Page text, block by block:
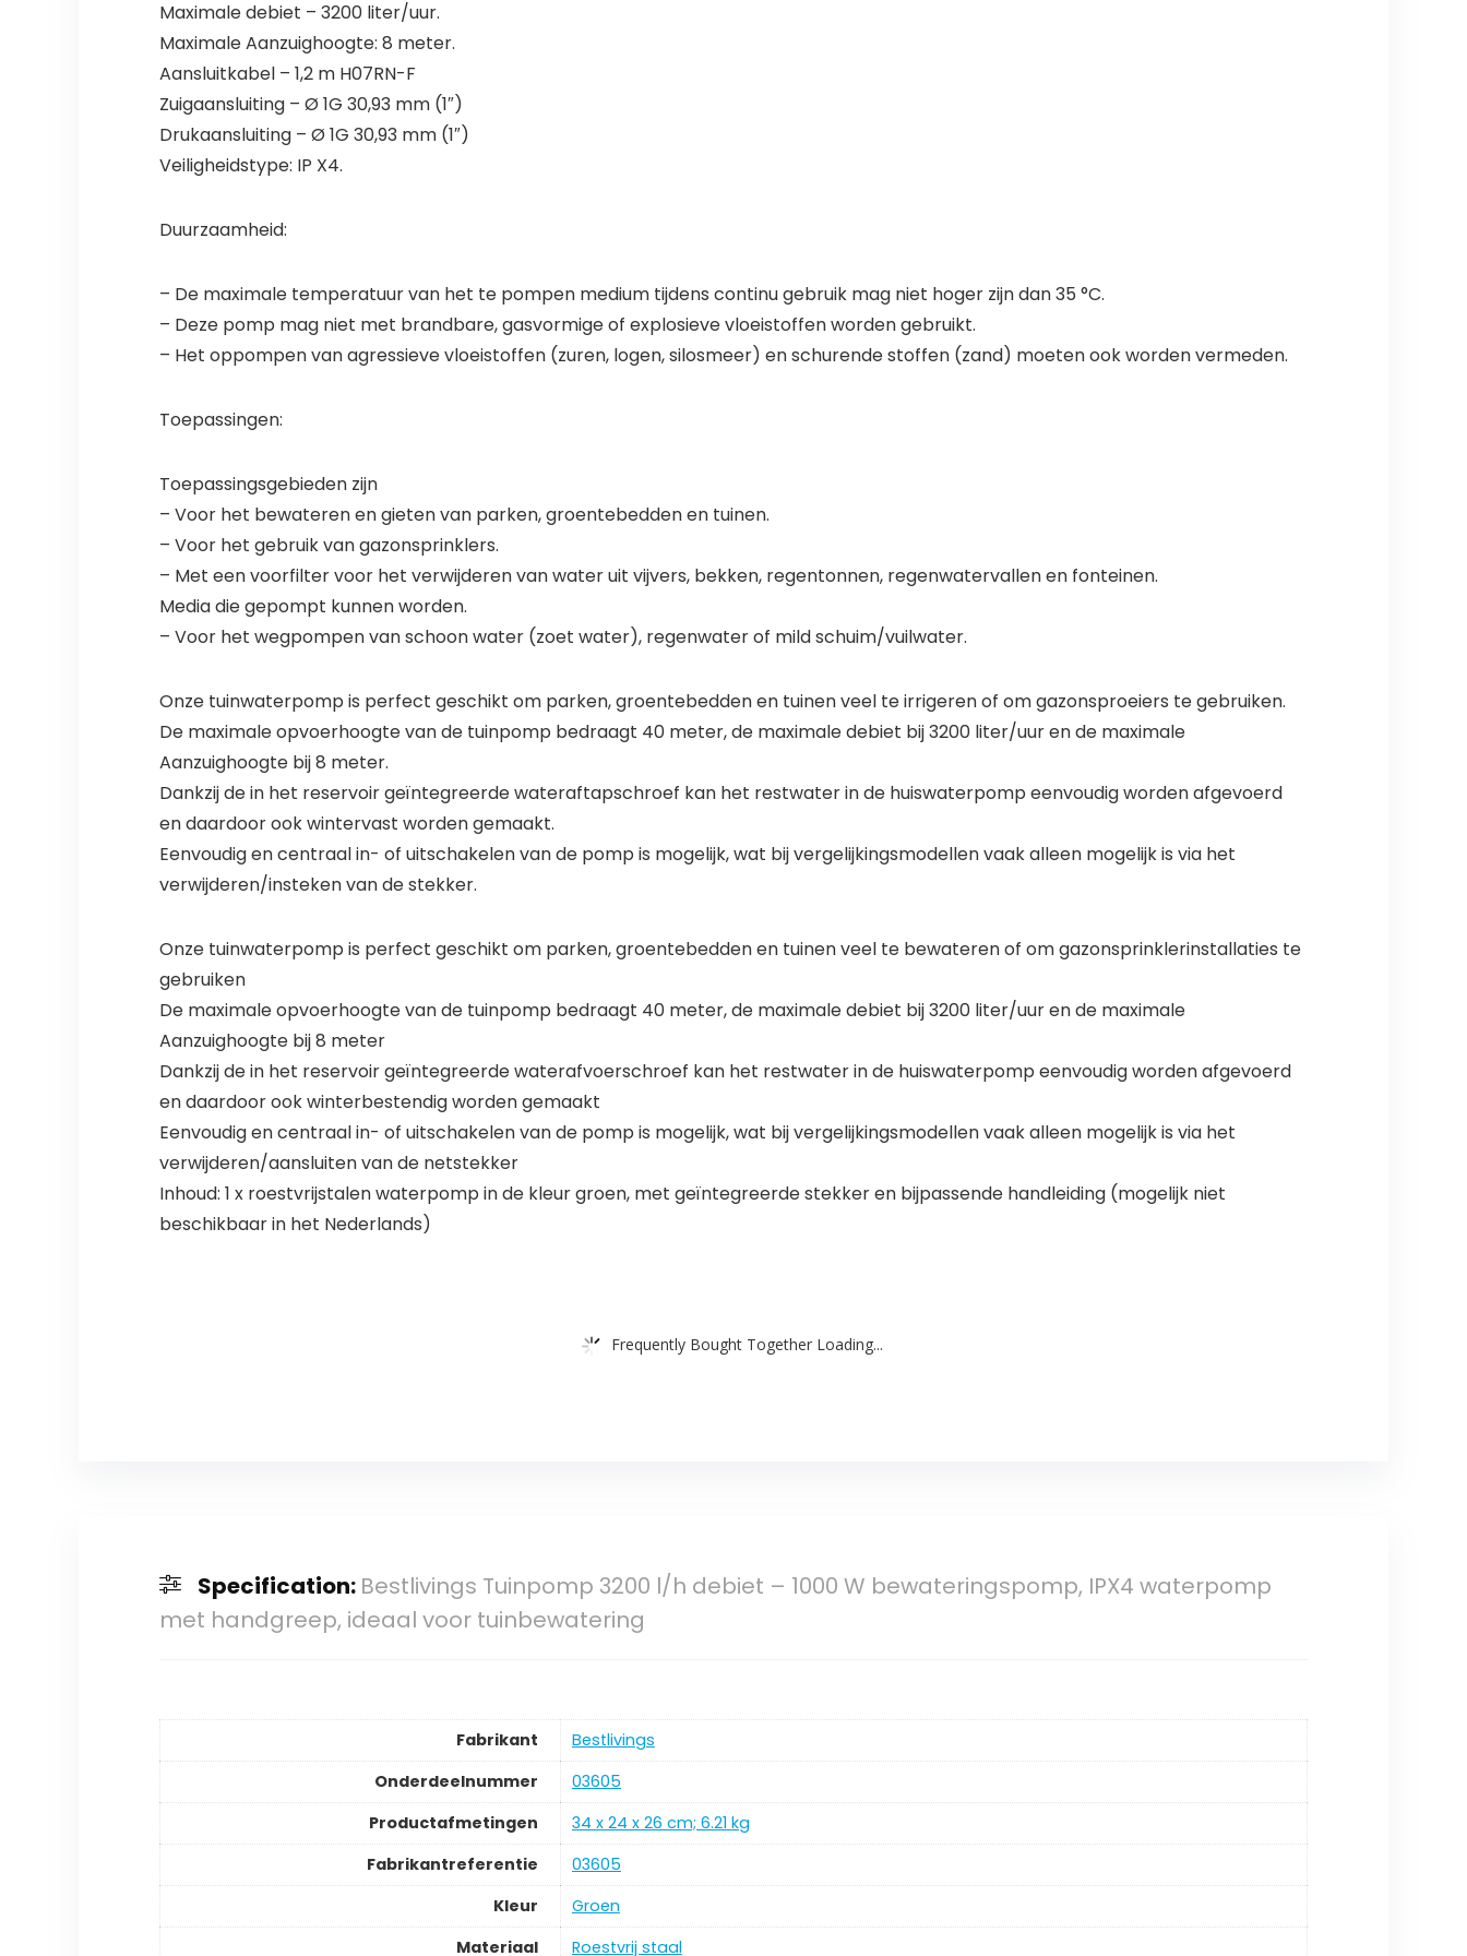
Maximale debiet – 3200 liter/uur.
Maximale Aanzuighoogte: 8 meter.
Aansluitkabel – 1,2 m H07RN-F
Zuigaansluiting – Ø 1G 30,93 mm (1″)
Drukaansluiting – Ø 1G 30,93 mm (1″)
Veiligheidstype: IP X4.
Duurzaamheid:
– De maximale temperatuur van het te pompen medium tijdens continu gebruik mag niet hoger zijn dan 35 °C.
– Deze pomp mag niet met brandbare, gasvormige of explosieve vloeistoffen worden gebruikt.
– Het oppompen van agressieve vloeistoffen (zuren, logen, silosmeer) en schurende stoffen (zand) moeten ook worden vermeden.
Toepassingen:
Toepassingsgebieden zijn
– Voor het bewateren en gieten van parken, groentebedden en tuinen.
– Voor het gebruik van gazonsprinklers.
– Met een voorfilter voor het verwijderen van water uit vijvers, bekken, regentonnen, regenwatervallen en fonteinen.
Media die gepompt kunnen worden.
– Voor het wegpompen van schoon water (zoet water), regenwater of mild schuim/vuilwater.
Onze tuinwaterpomp is perfect geschikt om parken, groentebedden en tuinen veel te irrigeren of om gazonsproeiers te gebruiken.
De maximale opvoerhoogte van de tuinpomp bedraagt 40 meter, de maximale debiet bij 3200 liter/uur en de maximale
Aanzuighoogte bij 8 meter.
Dankzij de in het reservoir geïntegreerde wateraftapschroef kan het restwater in de huiswaterpomp eenvoudig worden afgevoerd
en daardoor ook wintervast worden gemaakt.
Eenvoudig en centraal in- of uitschakelen van de pomp is mogelijk, wat bij vergelijkingsmodellen vaak alleen mogelijk is via het
verwijderen/insteken van de stekker.
Onze tuinwaterpomp is perfect geschikt om parken, groentebedden en tuinen veel te bewateren of om gazonsprinklerinstallaties te
gebruiken
De maximale opvoerhoogte van de tuinpomp bedraagt 40 meter, de maximale debiet bij 3200 liter/uur en de maximale
Aanzuighoogte bij 8 meter
Dankzij de in het reservoir geïntegreerde waterafvoerschroef kan het restwater in de huiswaterpomp eenvoudig worden afgevoerd
en daardoor ook winterbestendig worden gemaakt
Eenvoudig en centraal in- of uitschakelen van de pomp is mogelijk, wat bij vergelijkingsmodellen vaak alleen mogelijk is via het
verwijderen/aansluiten van de netstekker
Inhoud: 1 x roestvrijstalen waterpomp in de kleur groen, met geïntegreerde stekker en bijpassende handleiding (mogelijk niet
beschikbaar in het Nederlands)
Frequently Bought Together Loading...
Specification: Bestlivings Tuinpomp 3200 l/h debiet – 1000 W bewateringspomp, IPX4 waterpomp
met handgreep, ideaal voor tuinbewatering
Fabrikant
‎Bestlivings
Onderdeelnummer
‎03605
Productafmetingen
‎34 x 24 x 26 cm; 6.21 kg
Fabrikantreferentie
‎03605
Kleur
‎Groen
Materiaal
‎Roestvrij staal